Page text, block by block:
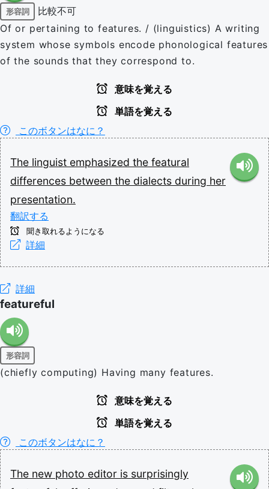
形容詞
比較不可
Of or pertaining to features. / (linguistics) A writing
system whose symbols encode phonological features
of the sounds that they correspond to.
意味を覚える
単語を覚える
このボタンはなに？
The linguist emphasized the featural
differences between the dialects during her
presentation.
翻訳する
聞き取れるようになる
詳細
詳細
featureful
形容詞
(chiefly computing) Having many features.
意味を覚える
単語を覚える
このボタンはなに？
The new photo editor is surprisingly